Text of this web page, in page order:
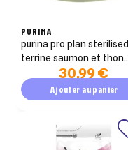
PURINA
purina pro plan sterilised
terrine saumon et thon
30,99 €
Ajouter au panier